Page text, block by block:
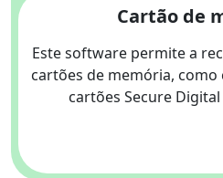
Cartão de
Este software permite a
cartões de memória, como
cartões Secure